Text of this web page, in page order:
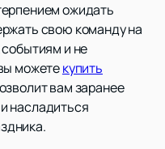
ожидать
свою команду на
и не
можетекупить
вам заранее
насладиться